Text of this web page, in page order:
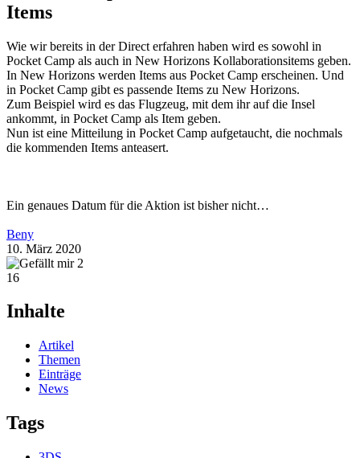
Items
Wie wir bereits in der Direct erfahren haben wird es sowohl in
Pocket Camp als auch in New Horizons Kollaborationsitems geben.
In New Horizons werden Items aus Pocket Camp erscheinen. Und
in Pocket Camp gibt es passende Items zu New Horizons.
Zum Beispiel wird es das Flugzeug, mit dem ihr auf die Insel
ankommt, in Pocket Camp als Item geben.
Nun ist eine Mitteilung in Pocket Camp aufgetaucht, die nochmals
die kommenden Items anteasert.
Ein genaues Datum für die Aktion ist bisher nicht…
Beny
10. März 2020
2
16
Inhalte
Artikel
Themen
Einträge
News
Tags